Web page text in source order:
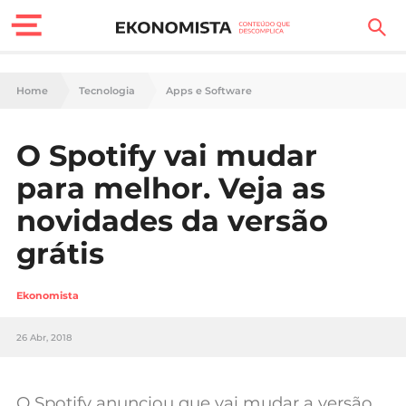
Finanças Pessoais
Carreira
Casa
Lifestyle
Sociedade
Tecnologia
Negócios
Home Tecnologia Apps e Software
O Spotify vai mudar
para melhor. Veja as
novidades da versão
grátis
Ekonomista
26 Abr, 2018